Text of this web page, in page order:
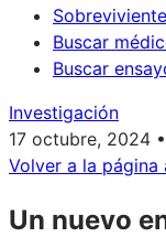
Buscar
Buscar
Investigación
17 octubre, 2024
Volver a la página
Un nuevo